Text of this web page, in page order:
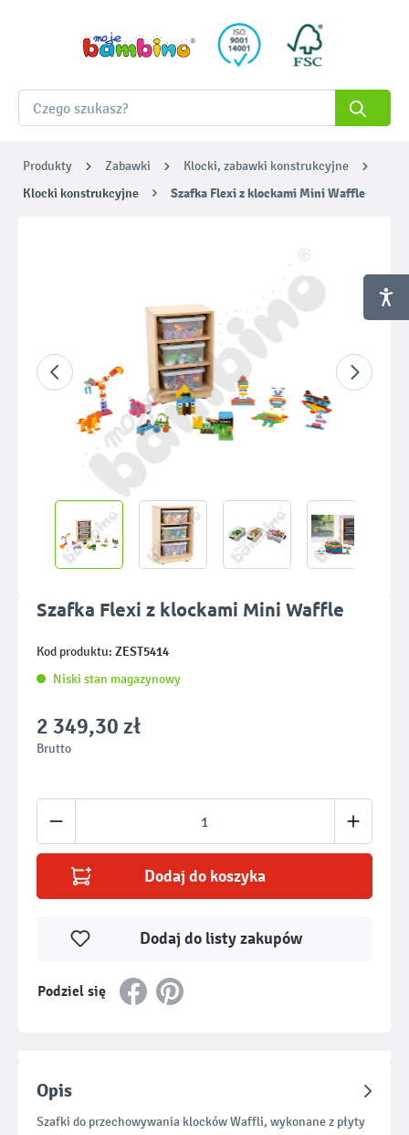
Produkty Zabawki Klocki, zabawki konstrukcyjne
Klocki konstrukcyjne Szafka Flexi z klockami Mini Waffle
Szafka Flexi z klockami Mini Waffle
Kod produktu: ZEST5414
Niski stan magazynowy
2 349,30 zł
Brutto
Ilość produktu: Wprowadź żądaną ilość
Dodaj do koszyka
Podziel się
Dodaj do listy zakupów
Opis
Szafki do przechowywania klocków Waffli, wykonane z płyty